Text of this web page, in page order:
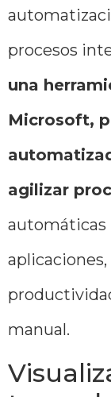
procesos
una
Microsoft,
agilizar
automáticas
manual.